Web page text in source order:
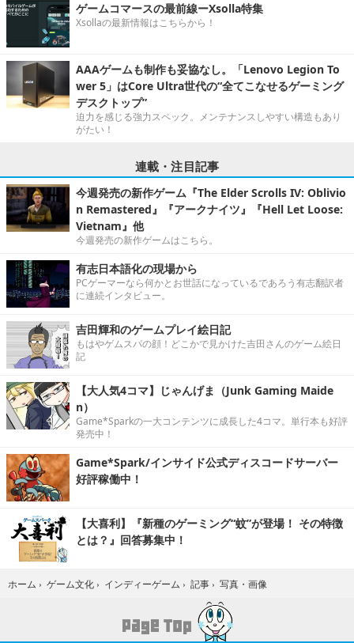
ゲームコマースの最前線ーXsolla特集
Xsollaの最新情報はこちらから！
AAAゲームも制作も妥協なし。「Lenovo Legion To
wer 5」はCore Ultra世代の“全てこなせるゲーミング
デスクトップ”
迫力を感じる強力スペック。メンテナンスしやすい構造もあり
がたい！
連載・注目記事
今週発売の新作ゲーム『The Elder Scrolls IV: Oblivio
n Remastered』『アークナイツ』『Hell Let Loose:
Vietnam』他
今週発売の新作ゲームはこちら。
有志日本語化の現場から
PCゲーマーなら何かとお世話になっているであろう有志翻訳者
に連続インタビュー。
吉田輝和のゲームプレイ絵日記
もはやゲムスパの顔！どこかで見かけた吉田さんのゲーム絵日
記
【大人気4コマ】じゃんげま（Junk Gaming Maide
n）
Game*Sparkの一大コンテンツに成長した4コマ。単行本も好評
発売中！
Game*Spark/インサイド公式ディスコードサーバー
好評稼働中！
【大喜利】『新種のゲーミング“蚊”が登場！ その特徴
とは？』回答募集中！
ホーム › ゲーム文化 › インディーゲーム › 記事 › 写真・画像